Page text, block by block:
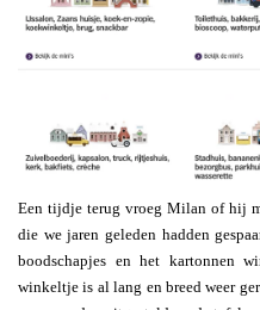
Een tijdje terug vroeg Milan of hij
die we jaren geleden hadden
boodschapjes en het kartonnen
winkeltje is al lang en breed weer